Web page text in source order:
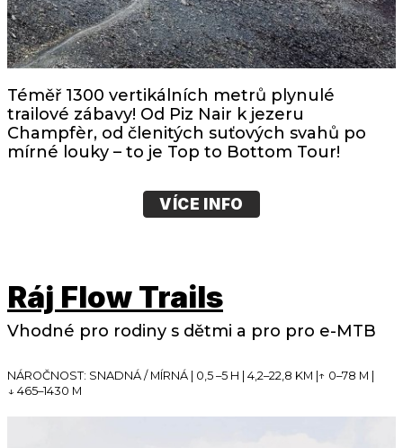
Téměř 1300 vertikálních metrů plynulé
trailové zábavy! Od Piz Nair k jezeru
Champfèr, od členitých suťových svahů po
mírné louky – to je Top to Bottom Tour!
VÍCE INFO
Ráj Flow Trails
Vhodné pro rodiny s dětmi a pro pro e-MTB
NÁROČNOST: SNADNÁ / MÍRNÁ | 0,5 –5 H | 4,2–22,8 KM |↑ 0–78 M |
↓ 465–1430 M